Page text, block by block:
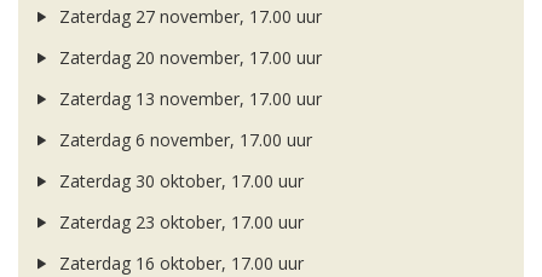
Zaterdag 27 november, 17.00 uur
Zaterdag 20 november, 17.00 uur
Zaterdag 13 november, 17.00 uur
Zaterdag 6 november, 17.00 uur
Zaterdag 30 oktober, 17.00 uur
Zaterdag 23 oktober, 17.00 uur
Zaterdag 16 oktober, 17.00 uur